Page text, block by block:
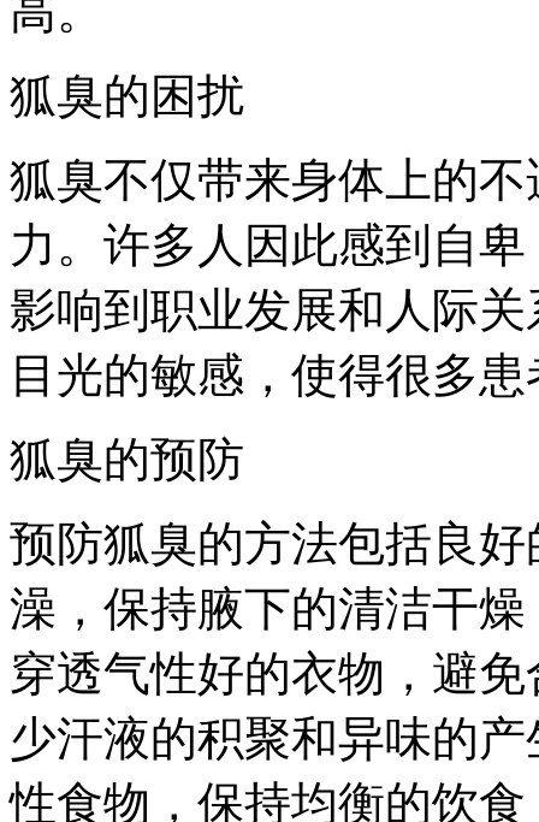
高。
狐臭的困扰
狐臭不仅带来身体上的
力。许多人因此感到自
影响到职业发展和人际
目光的敏感，使得很多
狐臭的预防
预防狐臭的方法包括良
澡，保持腋下的清洁干
穿透气性好的衣物，避
少汗液的积聚和异味的
性食物，保持均衡的饮